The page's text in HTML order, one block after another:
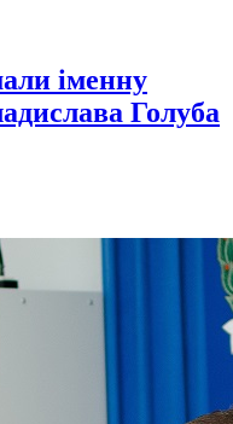
іменну
Голуба